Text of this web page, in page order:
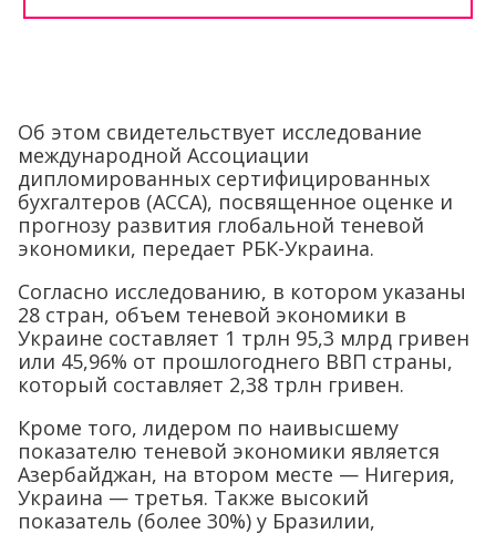
Об этом свидетельствует исследование
международной Ассоциации
дипломированных сертифицированных
бухгалтеров (ACCA), посвященное оценке и
прогнозу развития глобальной теневой
экономики, передает РБК-Украина.
Согласно исследованию, в котором указаны
28 стран, объем теневой экономики в
Украине составляет 1 трлн 95,3 млрд гривен
или 45,96% от прошлогоднего ВВП страны,
который составляет 2,38 трлн гривен.
Кроме того, лидером по наивысшему
показателю теневой экономики является
Азербайджан, на втором месте — Нигерия,
Украина — третья. Также высокий
показатель (более 30%) у Бразилии,